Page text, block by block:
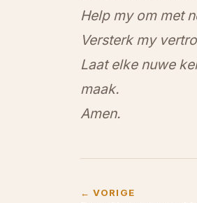
Help my om met
Versterk my
Laat elke nuwe
maak.
Amen.
← VORIGE